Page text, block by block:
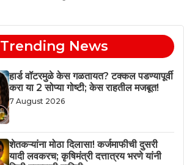
Trending News
हार्ड वॉटरमुळे केस गळतायत? टक्कल पडण्यापूर्वी
करा या 2 सोप्या गोष्टी; केस राहतील मजबूत!
7 August 2026
शेतकऱ्यांना मोठा दिलासा! कर्जमाफीची दुसरी
यादी लवकरच; कृषिमंत्री दत्तात्रय भरणे यांनी